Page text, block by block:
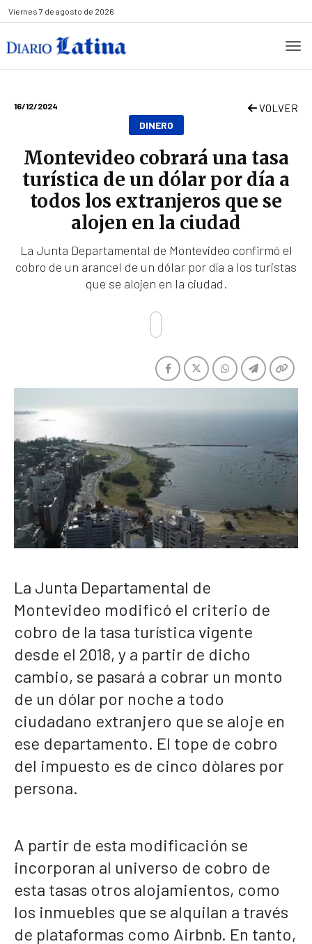
Viernes 7 de agosto de 2026
16/12/2024 VOLVER
DINERO
Montevideo cobrará una tasa
turística de un dólar por día a
todos los extranjeros que se
alojen en la ciudad
La Junta Departamental de Montevideo confirmó el
cobro de un arancel de un dólar por día a los turistas
que se alojen en la ciudad.
La Junta Departamental de
Montevideo modificó el criterio de
cobro de la tasa turística vigente
desde el 2018, y a partir de dicho
cambio, se pasará a cobrar un monto
de un dólar por noche a todo
ciudadano extranjero que se aloje en
ese departamento. El tope de cobro
del impuesto es de cinco dòlares por
persona.
A partir de esta modificación se
incorporan al universo de cobro de
esta tasas otros alojamientos, como
los inmuebles que se alquilan a través
de plataformas como Airbnb. En tanto,